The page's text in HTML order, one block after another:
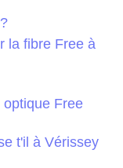
la fibre Free à
Free
t'il à Vérissey